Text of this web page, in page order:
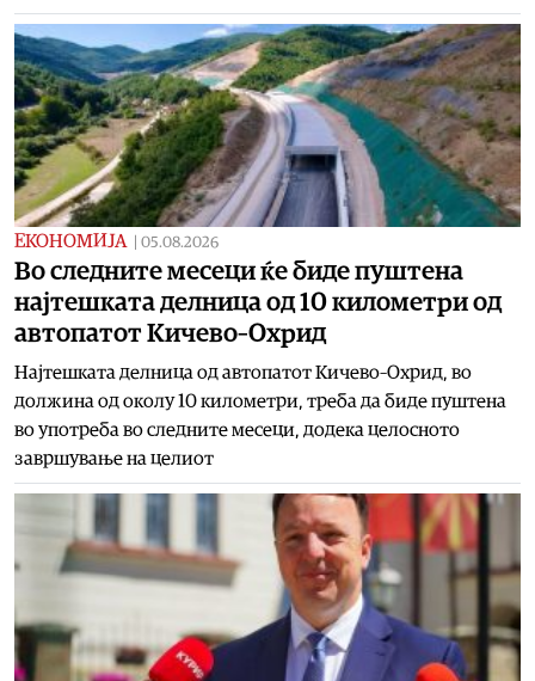
ЕКОНОМИЈА 05.08.2026
Во следните месеци ќе биде пуштена
најтешката делница од 10 километри од
автопатот Кичево–Охрид
Најтешката делница од автопатот Кичево–Охрид, во
должина од околу 10 километри, треба да биде пуштена
во употреба во следните месеци, додека целосното
завршување на целиот